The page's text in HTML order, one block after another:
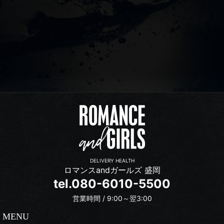
DELIVERY HEALTH
ロマンスandガールズ 盛岡
tel.080-6010-5500
営業時間 / 9:00～翌3:00
MENU